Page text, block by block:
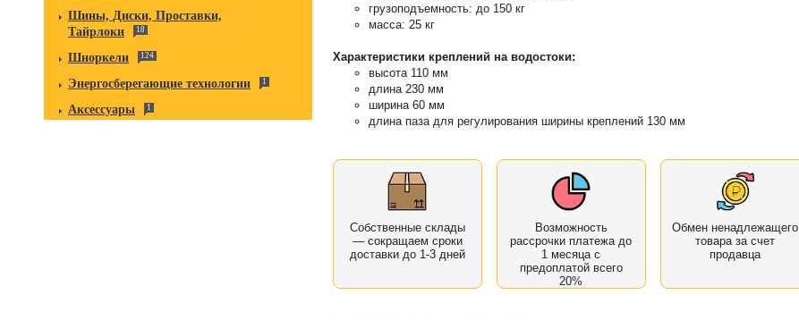
Шины, Диски, Проставки,
Тайрлоки
18
Шноркели 124
Энергосберегающие технологии 1
Аксессуары 1
грузоподъемность: до 150 кг
масса: 25 кг
Характеристики креплений на водостоки:
высота 110 мм
длина 230 мм
ширина 60 мм
длина паза для регулирования ширины креплений 130 мм
Собственные склады
— сокращаем сроки
доставки до 1-3 дней
Возможность
рассрочки платежа до
1 месяца с
предоплатой всего
20%
Обмен ненадлежащего
товара за счет
продавца